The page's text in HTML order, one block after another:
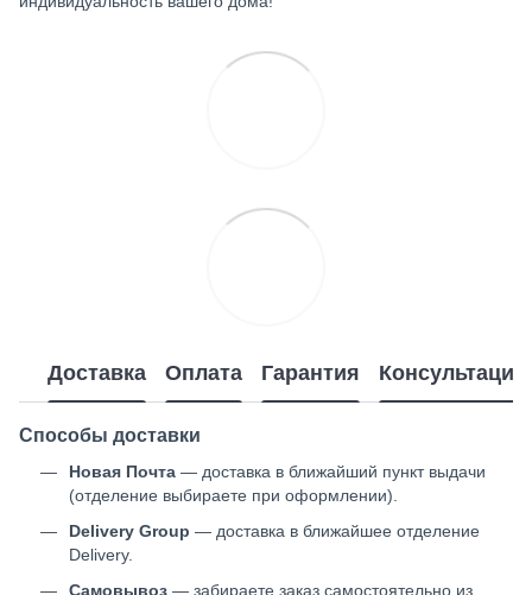
Доставка Оплата Гарантия Консультация
Способы доставки
Новая Почта — доставка в ближайший пункт выдачи
(отделение выбираете при оформлении).
Delivery Group — доставка в ближайшее отделение
Delivery.
Самовывоз — забираете заказ самостоятельно из